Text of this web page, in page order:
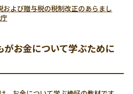
および贈与税の税制改正のあらまし
がお金について学ぶために